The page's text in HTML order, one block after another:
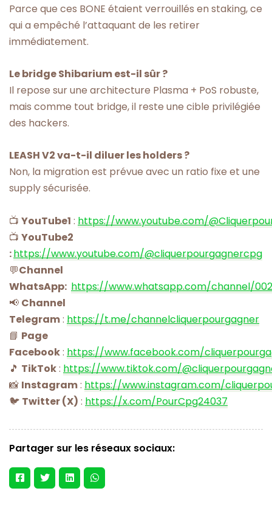
Parce que ces BONE étaient verrouillés en staking, ce
qui a empêché l’attaquant de les retirer
immédiatement.
Le bridge Shibarium est-il sûr ?
Il repose sur une architecture Plasma + PoS robuste,
mais comme tout bridge, il reste une cible privilégiée
des hackers.
LEASH V2 va-t-il diluer les holders ?
Non, la migration est prévue avec un ratio fixe et une
supply sécurisée.
📺 YouTube1 : https://www.youtube.com/
📺 YouTube2
:https://www.youtube.com/@cliquerpourgagnercpg
💬Channel
WhatsApp: https://www.whatsapp.com/channel/
📢 Channel
Telegram: https://t.me/channelcliquerpourgagner
📘 Page
Facebook: https://www.facebook.com/
🎵 TikTok: https://www.tiktok.com/
📸 Instagram: https://www.instagram.com/
🐦 Twitter (X) : https://x.com/PourCpg24037
Partager sur les réseaux sociaux: